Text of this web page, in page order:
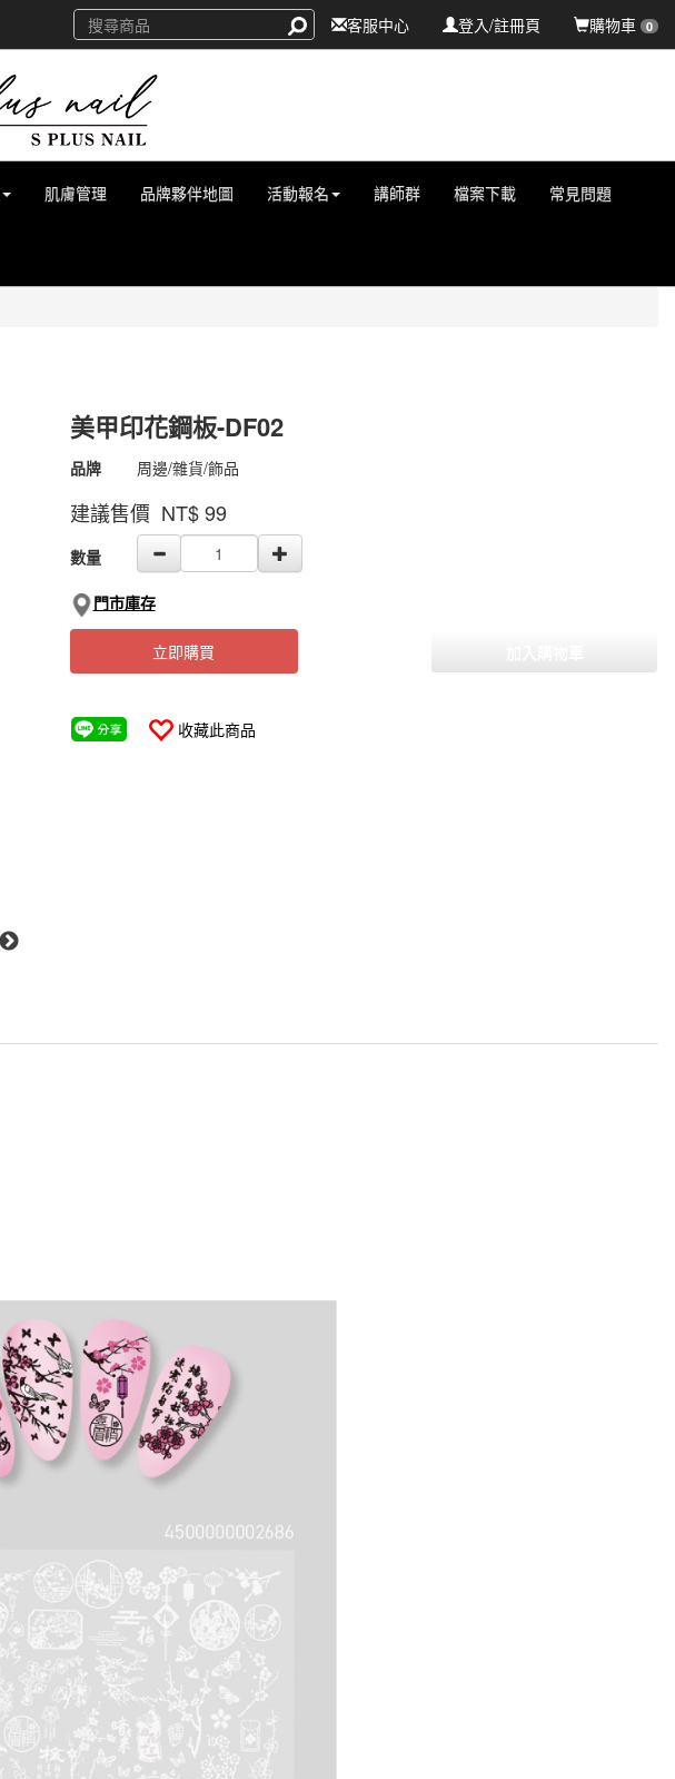
購物車 0
登入/註冊頁
客服中心
肌膚管理 品牌夥伴地圖 活動報名 講師群 檔案下載 常見問題
美甲印花鋼板-DF02
商品代號 4500000002686
4500000002686
品牌 周邊/雜貨/飾品
建議售價 NT$99
GOODS000000000000002392308
數量
門市庫存
立即購買
收藏此商品